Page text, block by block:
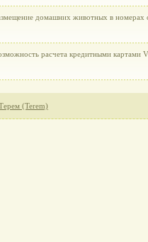
домашних животных в номерах
расчета кредитными картами
(Terem)